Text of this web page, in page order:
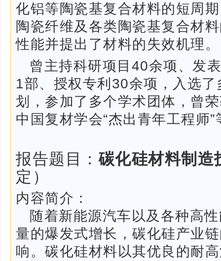
化铝等陶瓷基复合材料的短周
陶瓷纤维及各类陶瓷基复合材
性能并提出了材料的失效机理。
曾主持科研项目40余项、发
1部、授权专利30余项，入选
划，参加了多个学术团体，曾
中国复材学会“杰出青年工程师
报告题目：碳化硅材料制造
定）
内容简介：
随着新能源汽车以及各种高
量的爆发式增长，碳化硅产业
响。碳化硅材料以其优良的耐